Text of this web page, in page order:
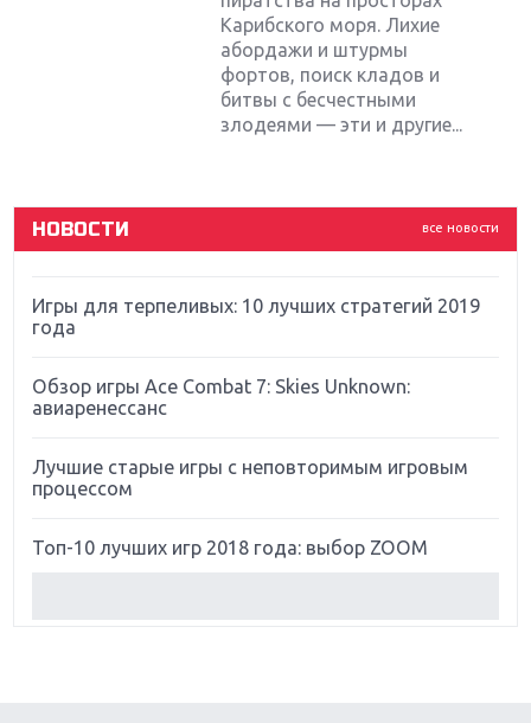
Карибского моря. Лихие
абордажи и штурмы
фортов, поиск кладов и
битвы с бесчестными
злодеями — эти и другие...
все новости
НОВОСТИ
Крупнейшие релизы мая: Nintendo, Microsoft и
Новинки для Nintendo Switch: Labo, South Park и
Far Cry 5: хвалить нельзя ругать
Игры для терпеливых: 10 лучших стратегий 2019
года
Обзор игры Ace Combat 7: Skies Unknown:
авиаренессанс
Лучшие старые игры с неповторимым игровым
процессом
Топ-10 лучших игр 2018 года: выбор ZOOM